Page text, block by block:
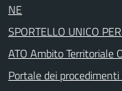
NE
SPORTELLO UNICO
ATO Ambito
Portale dei